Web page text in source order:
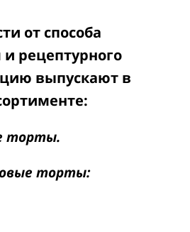
от способа
рецептурного
выпускают в
торты.
торты: